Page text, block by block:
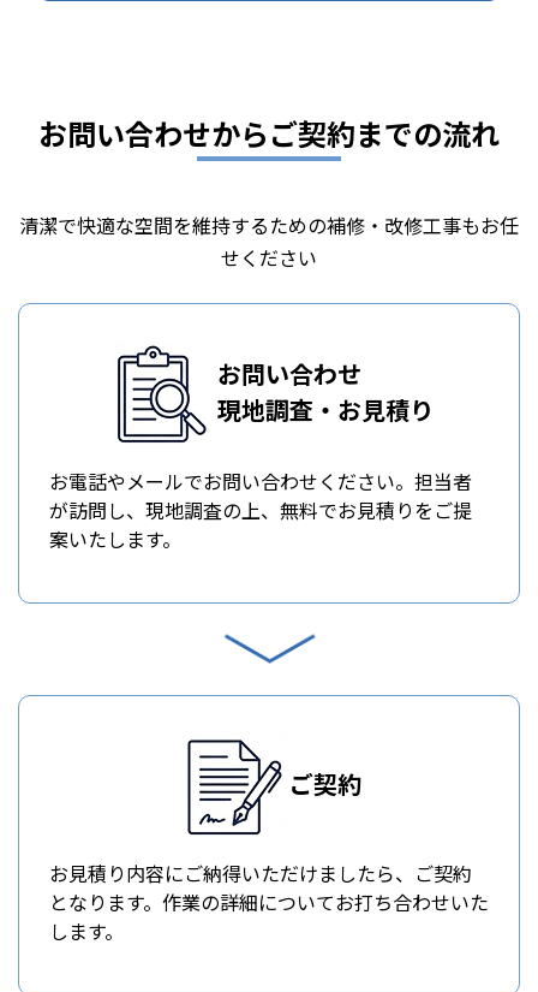
お問い合わせからご契約までの流れ
清潔で快適な空間を維持するための補修・改修工事もお任
せください
お問い合わせ
現地調査・お見積り
お電話やメールでお問い合わせください。担当者
が訪問し、現地調査の上、無料でお見積りをご提
案いたします。
ご契約
お見積り内容にご納得いただけましたら、ご契約
となります。作業の詳細についてお打ち合わせいた
します。